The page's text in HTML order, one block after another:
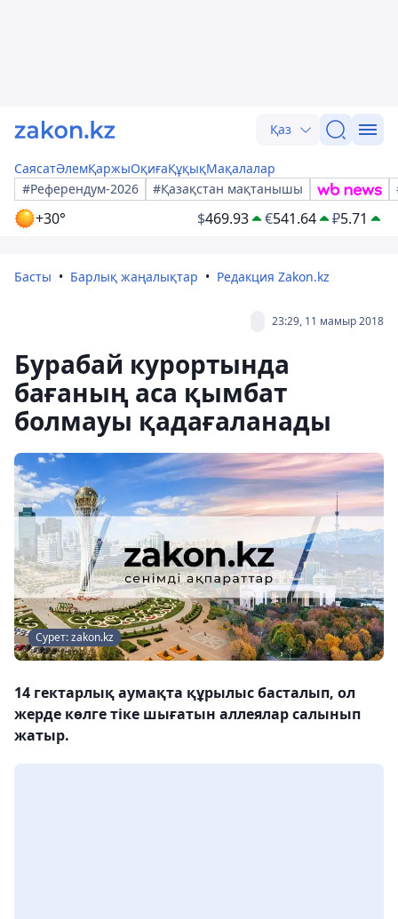
Қаз
СаясатӘлемҚаржыОқиғаҚұқықМақалалар
#Референдум-2026
#Қазақстан мақтанышы
+30° $469.93 €541.64 ₽5.71
Басты Барлық жаңалықтар Редакция Zakon.kz
23:29, 11 мамыр 2018
Бурабай курортында
бағаның аса қымбат
болмауы қадағаланады
Сурет: zakon.kz
14 гектарлық аумақта құрылыс басталып, ол
жерде көлге тіке шығатын аллеялар салынып
жатыр.